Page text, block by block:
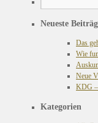
Neueste
Das
Wie
Neue
KDG –
Kategorien